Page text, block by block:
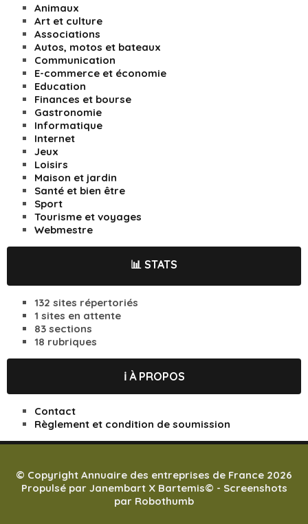
Animaux
Art et culture
Associations
Autos, motos et bateaux
Communication
E-commerce et économie
Education
Finances et bourse
Gastronomie
Informatique
Internet
Jeux
Loisirs
Maison et jardin
Santé et bien être
Sport
Tourisme et voyages
Webmestre
📊 STATS
132 sites répertoriés
1 sites en attente
83 sections
18 rubriques
ℹ️ À PROPOS
Contact
Règlement et condition de soumission
© Copyright Annuaire des entreprises de France 2026
Propulsé par Janembart X Bartemis© - Screenshots
par Robothumb